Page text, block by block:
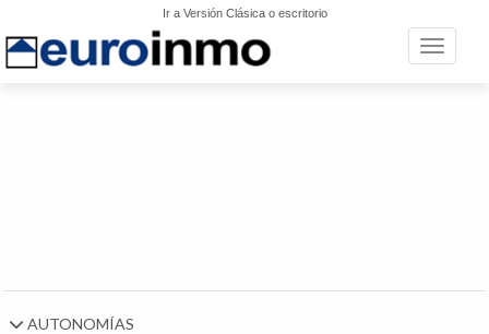
Ir a Versión Clásica o escritorio
Toggle
AUTONOMÍAS